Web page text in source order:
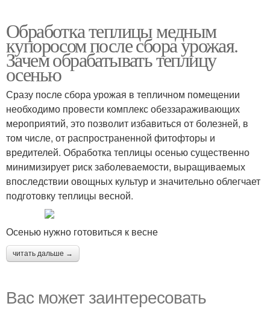
Обработка теплицы медным
купоросом после сбора урожая.
Зачем обрабатывать теплицу
осенью
Сразу после сбора урожая в тепличном помещении
необходимо провести комплекс обеззараживающих
мероприятий, это позволит избавиться от болезней, в
том числе, от распространенной фитофторы и
вредителей. Обработка теплицы осенью существенно
минимизирует риск заболеваемости, выращиваемых
впоследствии овощных культур и значительно облегчает
подготовку теплицы весной.
Осенью нужно готовиться к весне
читать дальше →
Вас может заинтересовать